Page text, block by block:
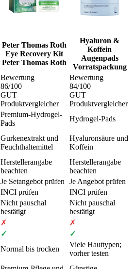
Peter Thomas Roth
Eye Recovery Kit
Peter Thomas Roth
Hyaluron &
Koffein
Augenpads
Vorratspackung
Bewertung
86/100
GUT
Produktvergleicher
Bewertung
84/100
GUT
Produktvergleicher
Premium-Hydrogel-
Pads
Hydrogel-Pads
Gurkenextrakt und
Feuchthaltemittel
Hyaluronsäure und
Koffein
Herstellerangabe
beachten
Herstellerangabe
beachten
Je Setangebot prüfen
Je Angebot prüfen
INCI prüfen
INCI prüfen
Nicht pauschal
bestätigt
Nicht pauschal
bestätigt
✗
✗
✓
✓
Normal bis trocken
Viele Hauttypen;
vorher testen